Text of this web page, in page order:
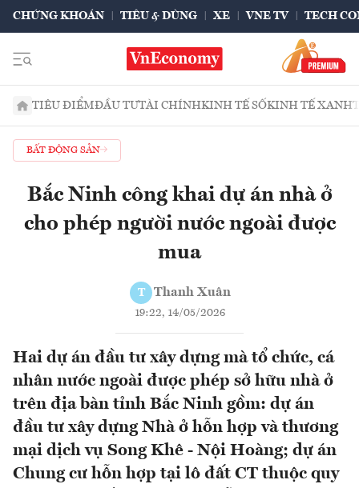
CHỨNG KHOÁN TIÊU & DÙNG XE VNE TV TECH
TIÊU ĐIỂMĐẦU TƯTÀI CHÍNHKINH TẾ SỐKINH TẾ XANH
BẤT ĐỘNG SẢN
Bắc Ninh công khai dự án nhà ở
cho phép người nước ngoài được
mua
T Thanh Xuân
19:22, 14/05/2026
Hai dự án đầu tư xây dựng mà tổ chức, cá
nhân nước ngoài được phép sở hữu nhà ở
trên địa bàn tỉnh Bắc Ninh gồm: dự án
đầu tư xây dựng Nhà ở hỗn hợp và thương
mại dịch vụ Song Khê - Nội Hoàng; dự án
Chung cư hỗn hợp tại lô đất CT thuộc quy